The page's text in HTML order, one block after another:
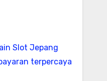
Slot Jepang
terpercaya